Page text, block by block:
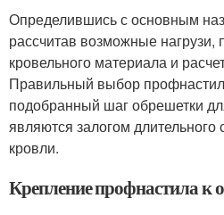
Определившись с основным
рассчитав возможные нагрузи,
кровельного материала и
Правильный выбор
подобранный шаг обрешетки
являются залогом длительного
кровли.
Крепление профнастила к